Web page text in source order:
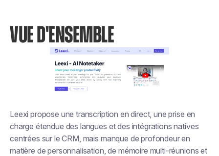
VUE D'ENSEMBLE
Leexi propose une transcription en direct, une prise en
charge étendue des langues et des intégrations natives
centrées sur le CRM, mais manque de profondeur en
matière de personnalisation, de mémoire multi-réunions et